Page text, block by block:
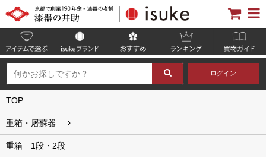
ログイン
TOP
重箱・屠蘇器
重箱 1段・2段